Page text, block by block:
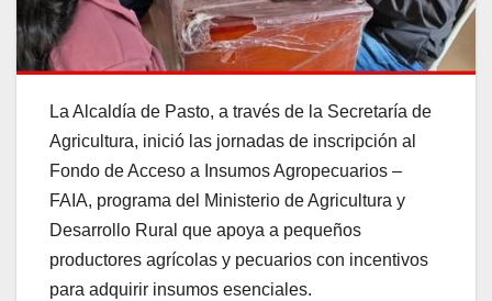
La Alcaldía de Pasto, a través de la Secretaría de
Agricultura, inició las jornadas de inscripción al
Fondo de Acceso a Insumos Agropecuarios –
FAIA, programa del Ministerio de Agricultura y
Desarrollo Rural que apoya a pequeños
productores agrícolas y pecuarios con incentivos
para adquirir insumos esenciales.